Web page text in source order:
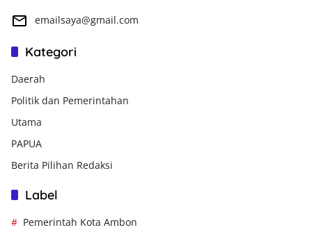
emailsaya@gmail.com
Kategori
Daerah
Politik dan Pemerintahan
Utama
PAPUA
Berita Pilihan Redaksi
Label
Pemerintah Kota Ambon